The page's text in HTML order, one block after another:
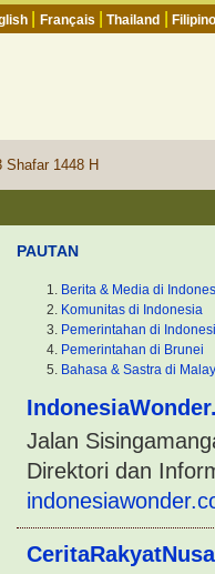
Français |Thailand |
Shafar 1448 H
PAUTAN
Berita & Media di
Komunitas di Indonesia
Pemerintahan di
Pemerintahan di Brunei
Bahasa & Sastra di
Jalan
Direktori dan